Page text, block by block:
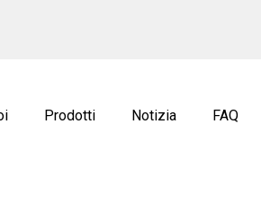
Prodotti Notizia FAQ